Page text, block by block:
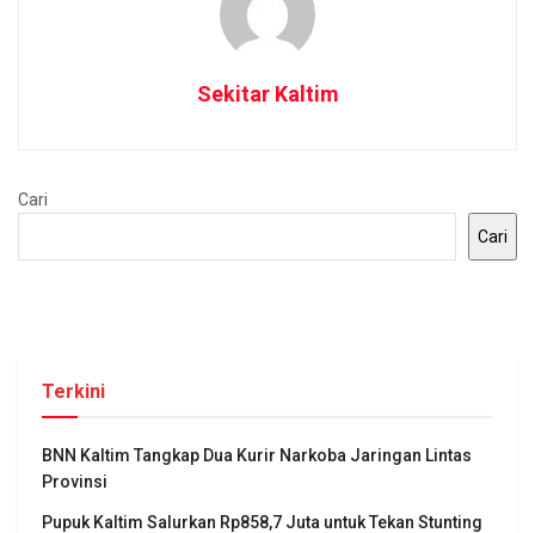
Sekitar Kaltim
Cari
Cari
Terkini
BNN Kaltim Tangkap Dua Kurir Narkoba Jaringan Lintas
Provinsi
Pupuk Kaltim Salurkan Rp858,7 Juta untuk Tekan Stunting